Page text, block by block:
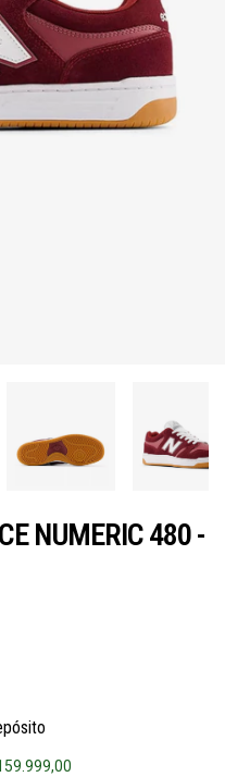
NUMERIC 480 -